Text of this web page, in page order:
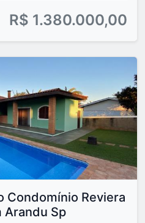
R$ 1.380.000,00
Condomínio Reviera
Arandu Sp